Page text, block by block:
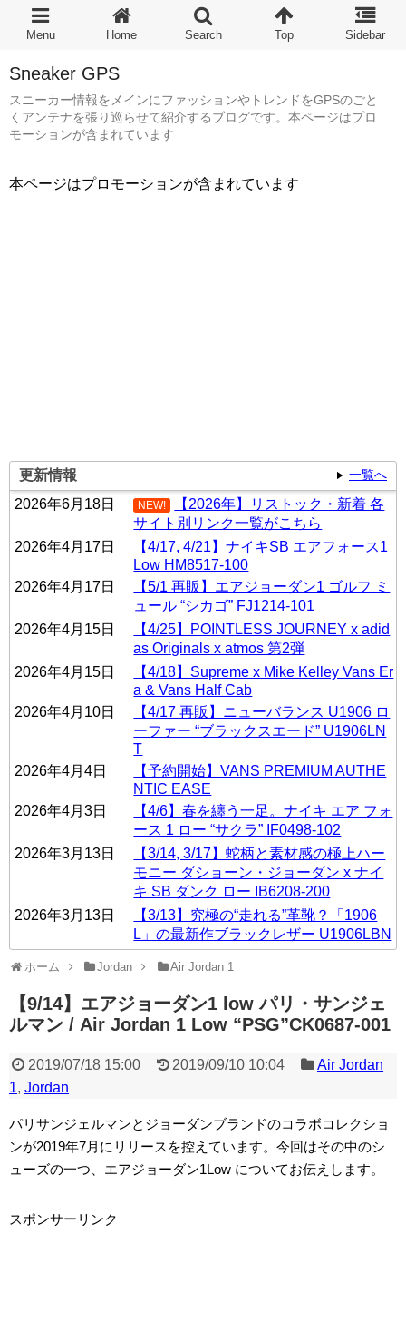
Sneaker GPS
スニーカー情報をメインにファッションやトレンドをGPSのごと
くアンテナを張り巡らせて紹介するブログです。本ページはプロ
モーションが含まれています
本ページはプロモーションが含まれています
一覧へ
更新情報
2026年6月18日
NEW!
【2026年】リストック・新着 各
サイト別リンク一覧がこちら
2026年4月17日
【4/17, 4/21】ナイキSB エアフォース1
Low HM8517-100
2026年4月17日
【5/1 再販】エアジョーダン1 ゴルフ ミ
ュール “シカゴ” FJ1214-101
2026年4月15日
【4/25】POINTLESS JOURNEY x adid
as Originals x atmos 第2弾
2026年4月15日
【4/18】Supreme x Mike Kelley Vans Er
a & Vans Half Cab
2026年4月10日
【4/17 再販】ニューバランス U1906 ロ
ーファー “ブラックスエード” U1906LN
T
2026年4月4日
【予約開始】VANS PREMIUM AUTHE
NTIC EASE
2026年4月3日
【4/6】春を纏う一足。ナイキ エア フォ
ース 1 ロー “サクラ” IF0498-102
2026年3月13日
【3/14, 3/17】蛇柄と素材感の極上ハー
モニー ダショーン・ジョーダン x ナイ
キ SB ダンク ロー IB6208-200
2026年3月13日
【3/13】究極の“走れる”革靴？「1906
L」の最新作ブラックレザー U1906LBN
ホーム Jordan Air Jordan 1
【9/14】エアジョーダン1 low パリ・サンジェ
ルマン / Air Jordan 1 Low “PSG”CK0687-001
2019/07/18 15:00 2019/09/10 10:04
Air Jordan
1, Jordan
パリサンジェルマンとジョーダンブランドのコラボコレクショ
ンが2019年7月にリリースを控えています。今回はその中のシ
ューズの一つ、エアジョーダン1Low についてお伝えします。
スポンサーリンク